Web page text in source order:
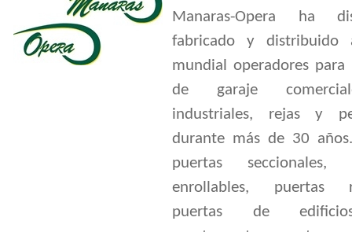
Manaras-Opera ha
fabricado y distribuido
mundial operadores para
de garaje
industriales, rejas y
durante más de 30
puertas seccionales,
enrollables, puertas
puertas de